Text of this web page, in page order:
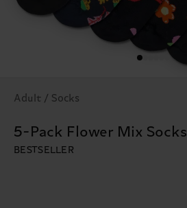
Adult / Socks
5-Pack Flower Mix Socks
BESTSELLER